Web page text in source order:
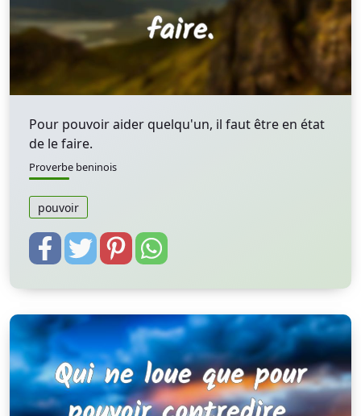
Pour pouvoir aider quelqu'un, il faut être en état
de le faire.
Proverbe beninois
pouvoir